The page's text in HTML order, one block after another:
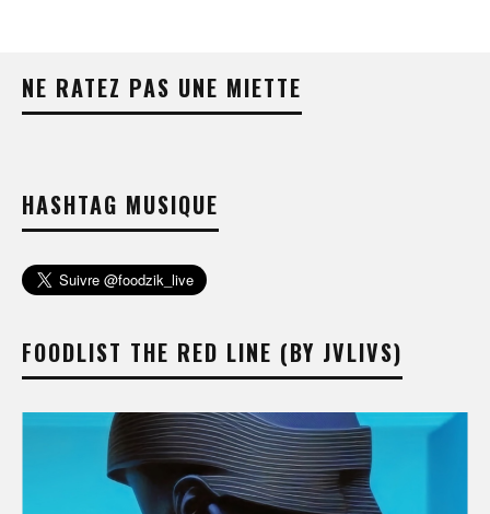
NE RATEZ PAS UNE MIETTE
HASHTAG MUSIQUE
FOODLIST THE RED LINE (BY JVLIVS)